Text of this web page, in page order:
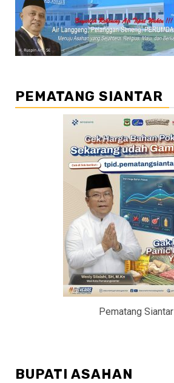
PEMATANG SIANTAR
Pematang Siantar
BUPATI ASAHAN